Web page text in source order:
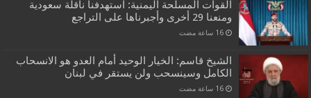
القوات المسلحة اليمنية: استهدفنا ناقلة سعودية
ومنعنا 29 أخرى وأجبرناها على التراجع
‏16 ساعة مضت
الشيخ قاسم: الخيار الوحيد أمام العدو هو الانسحاب
الكامل وسينسحب ولن يستقر في لبنان
‏16 ساعة مضت